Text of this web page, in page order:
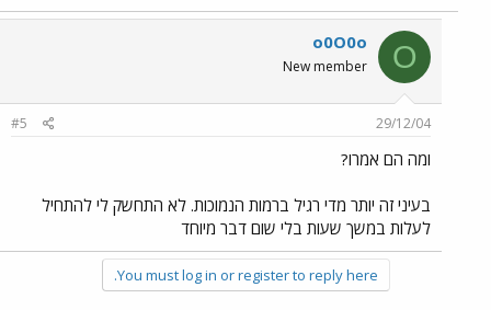
O
o0O0o
New member
29/12/04
#5
ומה הם אמרו?
בעיני זה יותר מדי רגיל ברמות הנמוכות. לא התחשק לי להתחיל
לעלות במשך שעות בלי שום דבר מיוחד
You must log in or register to reply here.